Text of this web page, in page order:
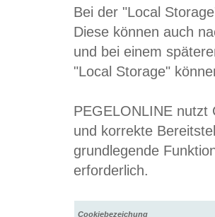
Bei der "Local
Diese können auch
und bei einem
"Local Storage"
PEGELONLINE nutzt
und korrekte
grundlegende
erforderlich.
Cookiebezeichung